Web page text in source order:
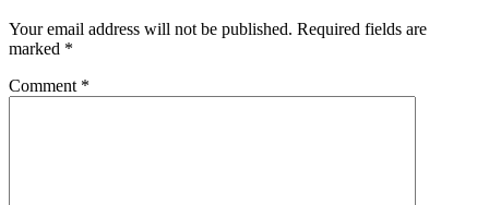
Your email address will not be published. Required fields are
marked *
Comment *